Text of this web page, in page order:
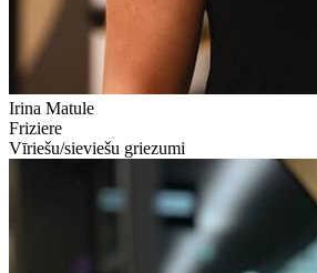
Irina Matule
Friziere
Vīriešu/sieviešu griezumi